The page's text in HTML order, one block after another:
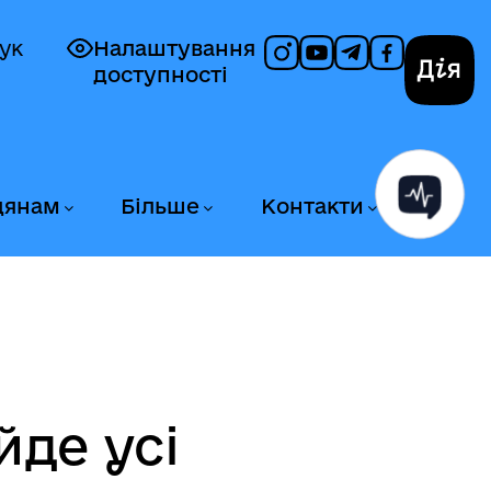
Налаштування
доступності
Більше Контакти
усі